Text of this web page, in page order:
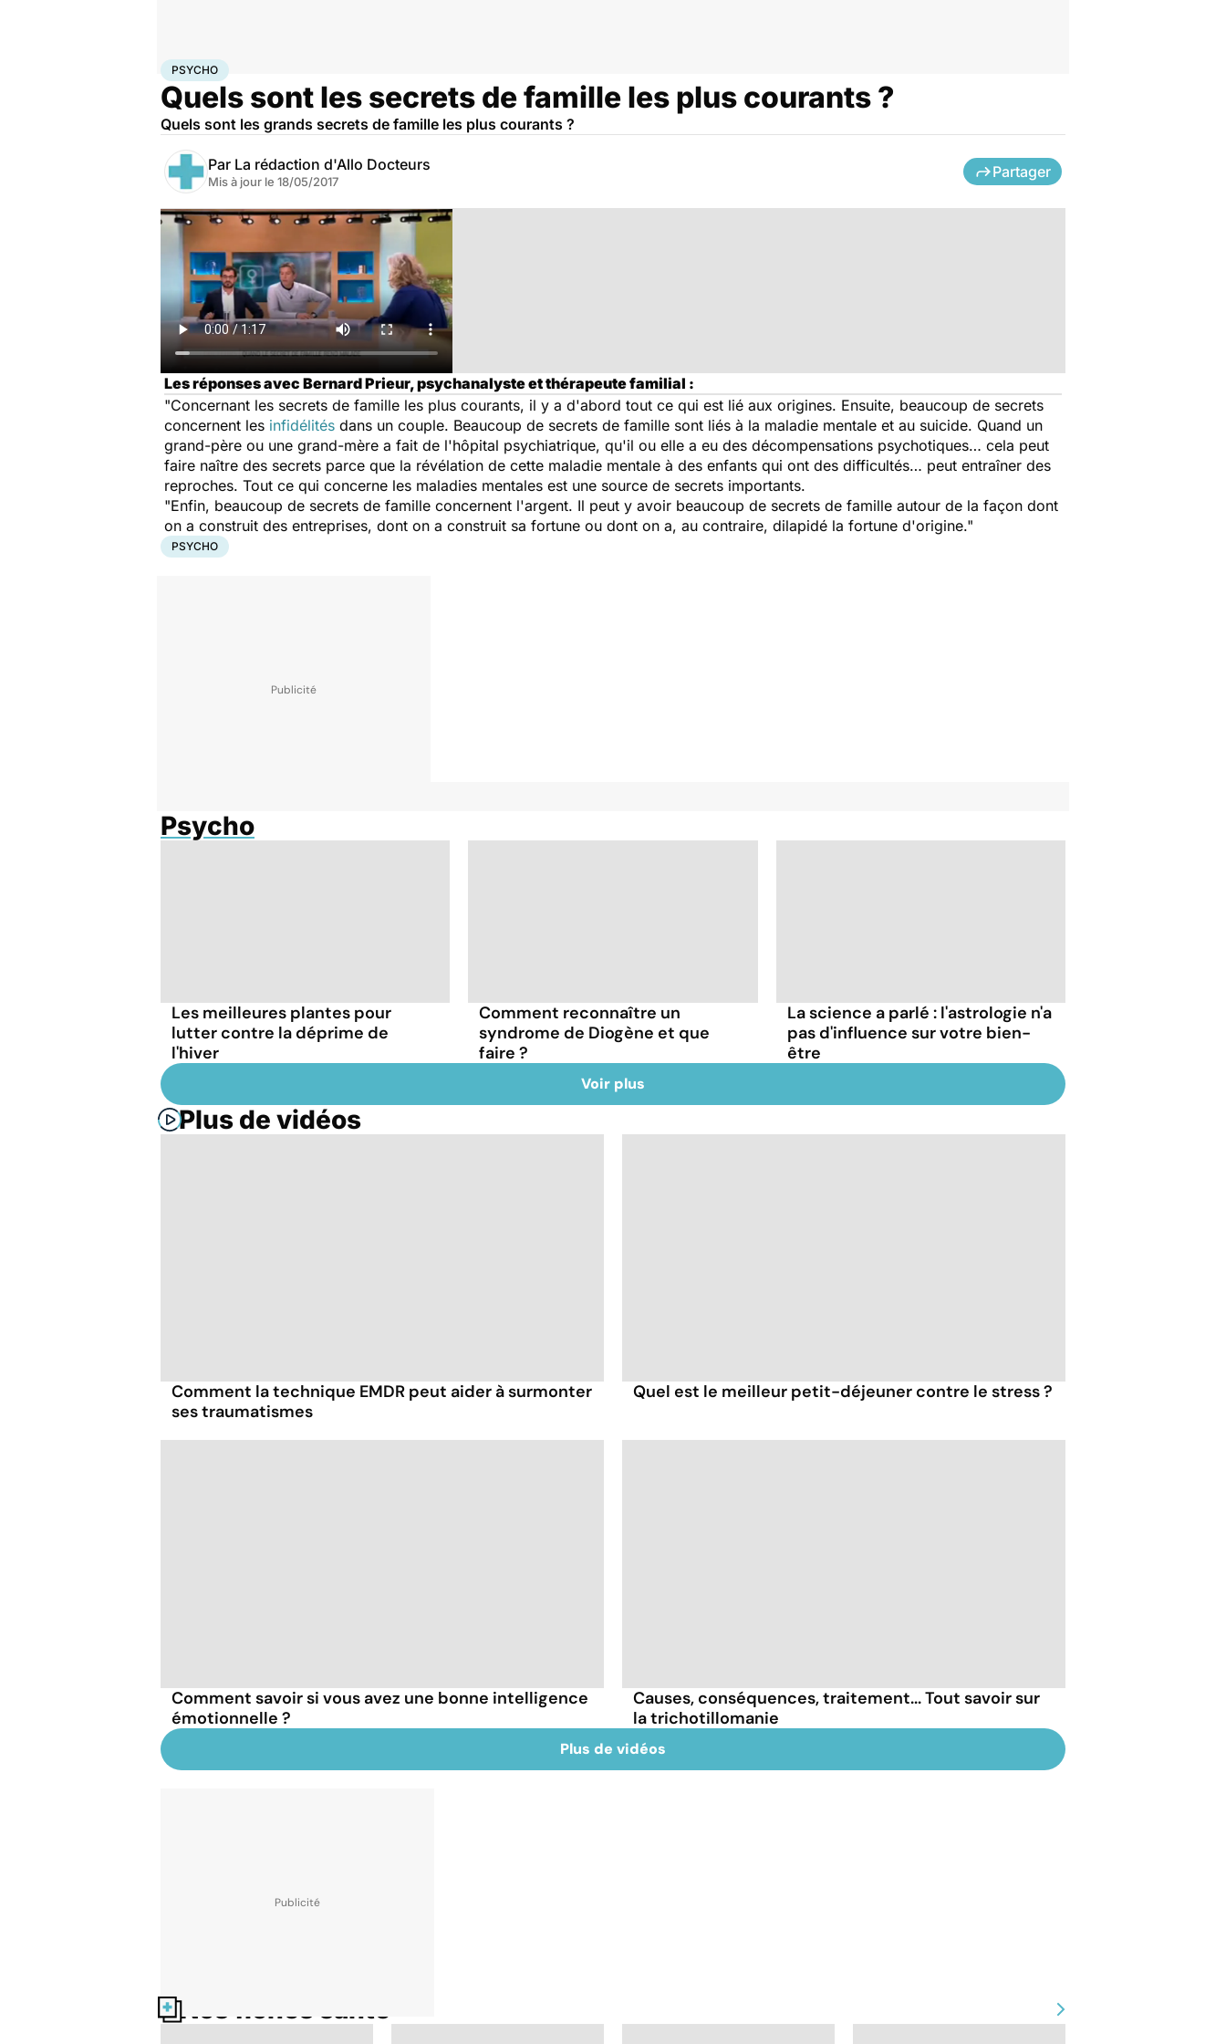
AccueilBien-être
PSYCHO
Quels sont les secrets de famille les plus courants ?
Quels sont les grands secrets de famille les plus courants ?
Par La rédaction d'Allo Docteurs
Mis à jour le 18/05/2017
Partager
Les réponses avec Bernard Prieur, psychanalyste et thérapeute familial :
"Concernant les secrets de famille les plus courants, il y a d'abord tout ce qui est lié aux origines. Ensuite, beaucoup de secrets
concernent les infidélités dans un couple. Beaucoup de secrets de famille sont liés à la maladie mentale et au suicide. Quand un
grand-père ou une grand-mère a fait de l'hôpital psychiatrique, qu'il ou elle a eu des décompensations psychotiques… cela peut
faire naître des secrets parce que la révélation de cette maladie mentale à des enfants qui ont des difficultés… peut entraîner des
reproches. Tout ce qui concerne les maladies mentales est une source de secrets importants.
"Enfin, beaucoup de secrets de famille concernent l'argent. Il peut y avoir beaucoup de secrets de famille autour de la façon dont
on a construit des entreprises, dont on a construit sa fortune ou dont on a, au contraire, dilapidé la fortune d'origine."
PSYCHO
Psycho
Les meilleures plantes pour
lutter contre la déprime de
l'hiver
Comment reconnaître un
syndrome de Diogène et que
faire ?
La science a parlé : l'astrologie n'a
pas d'influence sur votre bien-
être
Voir plus
Plus de vidéos
Comment la technique EMDR peut aider à surmonter
ses traumatismes
Quel est le meilleur petit-déjeuner contre le stress ?
Comment savoir si vous avez une bonne intelligence
émotionnelle ?
Causes, conséquences, traitement... Tout savoir sur
la trichotillomanie
Plus de vidéos
Nos fiches santé